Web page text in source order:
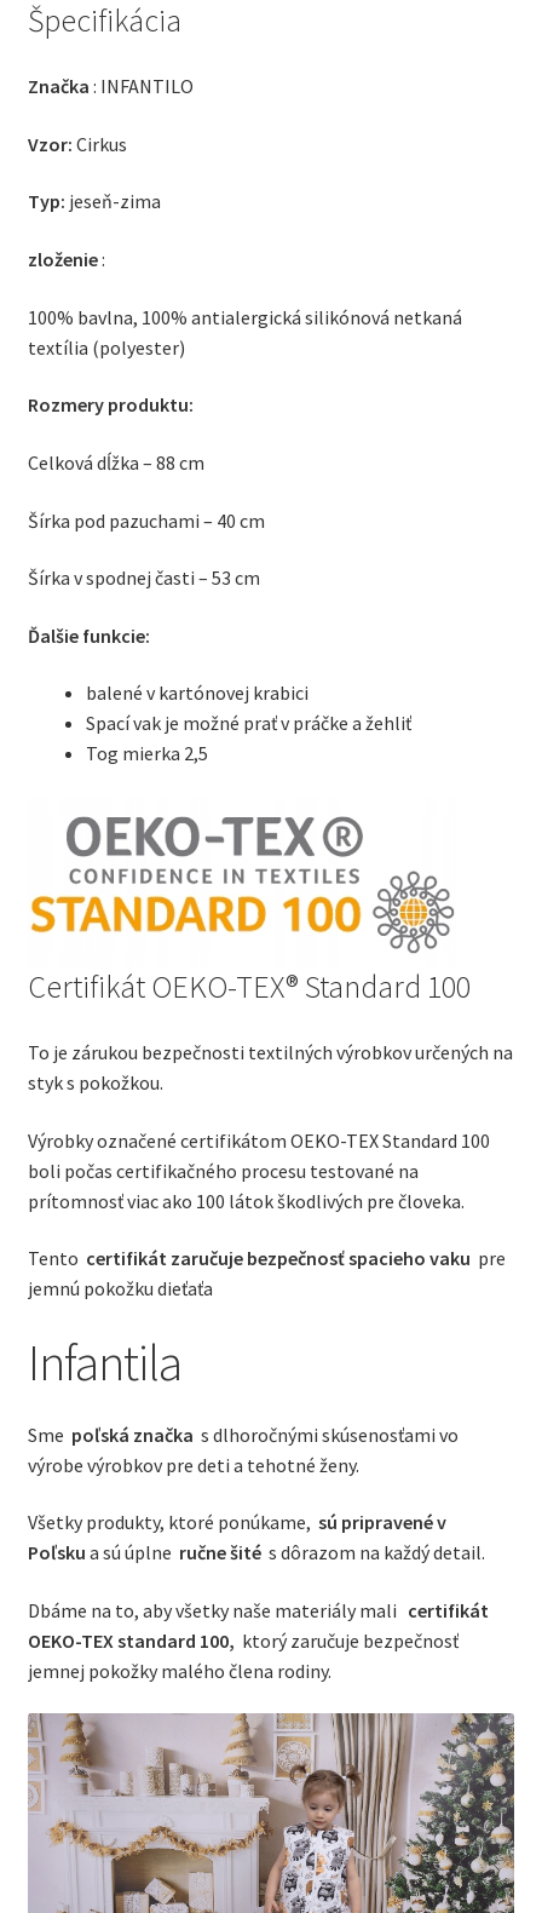
Špecifikácia
Značka : INFANTILO
Vzor: Cirkus
Typ: jeseň-zima
zloženie:
100% bavlna, 100% antialergická silikónová netkaná
textília (polyester)
Rozmery produktu:
Celková dĺžka – 88 cm
Šírka pod pazuchami – 40 cm
Šírka v spodnej časti – 53 cm
Ďalšie funkcie:
balené v kartónovej krabici
Spací vak je možné prať v práčke a žehliť
Tog mierka 2,5
Certifikát OEKO-TEX® Standard 100
To je zárukou bezpečnosti textilných výrobkov určených na
styk s pokožkou.
Výrobky označené certifikátom OEKO-TEX Standard 100
boli počas certifikačného procesu testované na
prítomnosť viac ako 100 látok škodlivých pre človeka.
Tento certifikát zaručuje bezpečnosť spacieho vaku pre
jemnú pokožku dieťaťa
Infantila
Sme poľská značka s dlhoročnými skúsenosťami vo
výrobe výrobkov pre deti a tehotné ženy.
Všetky produkty, ktoré ponúkame, sú pripravené v
Poľsku a sú úplne ručne šités dôrazom na každý detail.
Dbáme na to, aby všetky naše materiály mali certifikát
OEKO-TEX standard 100, ktorý zaručuje bezpečnosť
jemnej pokožky malého člena rodiny.